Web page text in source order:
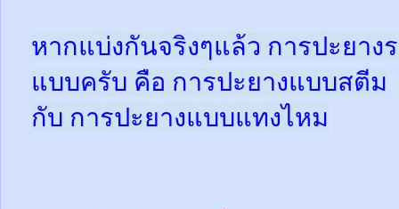
หากแบ่งกันจริงๆแล้ว การปะยาง
แบบครับ คือ การปะยางแบบสตีม
กับ การปะยางแบบแทงไหม